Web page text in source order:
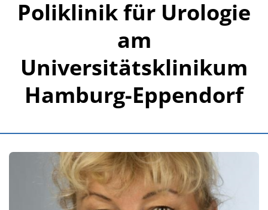
Poliklinik für Urologie
am
Universitätsklinikum
Hamburg-Eppendorf